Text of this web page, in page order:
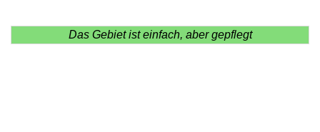
Das Gebiet ist einfach, aber gepflegt